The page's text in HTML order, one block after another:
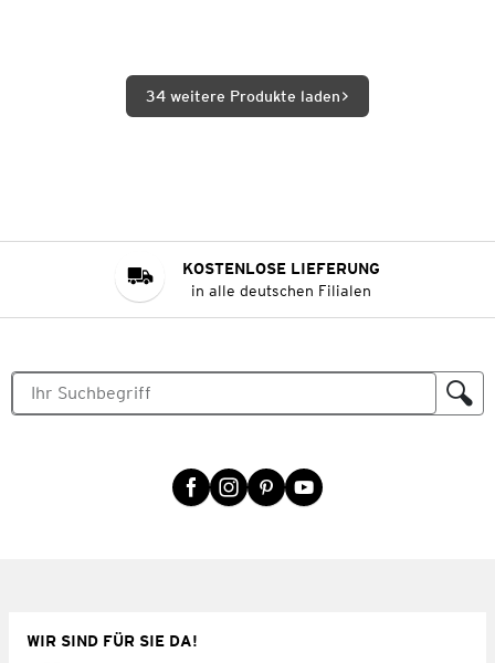
34 weitere Produkte laden
KOSTENLOSE LIEFERUNG
in alle deutschen Filialen
WIR SIND FÜR SIE DA!